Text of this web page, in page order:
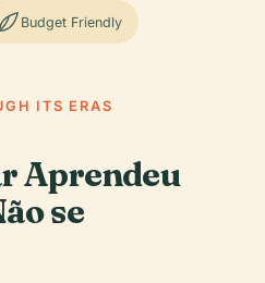
Budget Friendly
ITS ERAS
Aprendeu
se